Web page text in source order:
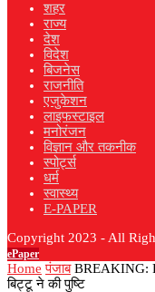
शहर
राज्य
देश
विदेश
बिजनेस
राजनीति
एजुकेशन
लाइफस्टाइल
मनोरंजन
विज्ञान और तकनीक
स्पोर्ट्स
धर्म
स्वास्थ्य
E-PAPER
Copyright 2023 - All
ePaper
Home पंजाब BREAKING:
बिट्टू ने की पुष्टि